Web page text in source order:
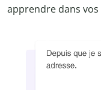
apprendre dans vos